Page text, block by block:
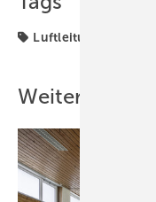
Luftleitung
Weitere Inhalte